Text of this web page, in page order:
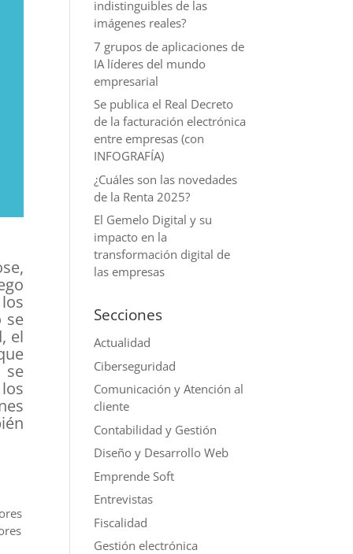
se
el
indistinguibles de las
imágenes reales?
7 grupos de aplicaciones de
IA líderes del mundo
empresarial
Se publica el Real Decreto
de la facturación electrónica
entre empresas (con
INFOGRAFÍA)
¿Cuáles son las novedades
de la Renta 2025?
El Gemelo Digital y su
impacto en la
transformación digital de
las empresas
Secciones
Actualidad
Ciberseguridad
Comunicación y Atención al
cliente
Contabilidad y Gestión
Diseño y Desarrollo Web
Emprende Soft
Entrevistas
Fiscalidad
Gestión electrónica